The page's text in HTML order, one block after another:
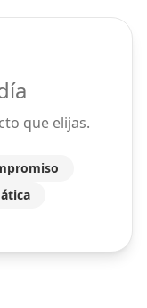
que elijas.